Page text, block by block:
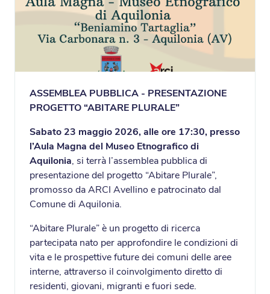
ASSEMBLEA PUBBLICA - PRESENTAZIONE
PROGETTO “ABITARE PLURALE”
Sabato 23 maggio 2026, alle ore 17:30, presso
l’Aula Magna del Museo Etnografico di
Aquilonia, si terrà l’assemblea pubblica di
presentazione del progetto “Abitare Plurale”,
promosso da ARCI Avellino e patrocinato dal
Comune di Aquilonia.
“Abitare Plurale” è un progetto di ricerca
partecipata nato per approfondire le condizioni di
vita e le prospettive future dei comuni delle aree
interne, attraverso il coinvolgimento diretto di
residenti, giovani, migranti e fuori sede.